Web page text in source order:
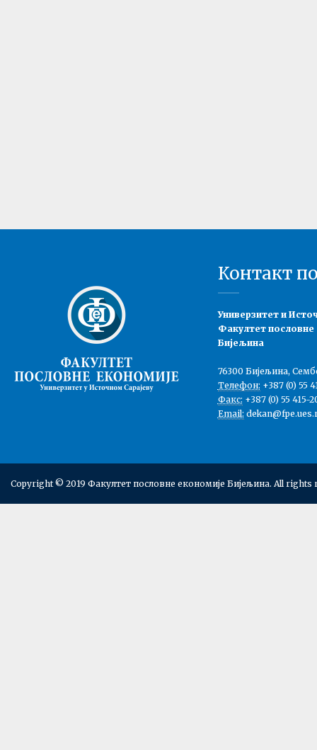
Контакт
Универзитет и
Факултет пословне
Бијељина
76300 Бијељина,
Телефон: +387 (0) 55
Факс: +387 (0) 55 415-
Email:
Copyright © 2019 Факултет пословне економије Бијељина. All rights